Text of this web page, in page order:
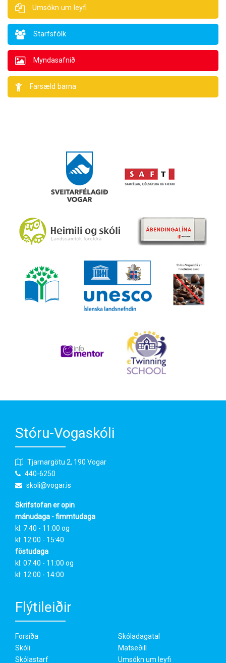
Umsókn um leyfi
Starfsfólk
Myndasafnið
Farsæld barna
Stóru-Vogaskóli
Tjarnargötu 2, 190 Vogar
440-6250
skoli@vogar.is
Skrifstofan er opin
mánudaga - fimmtudaga
kl: 7:40 - 11:00 og
kl: 12:00 - 15:40
föstudaga
kl: 07:40 - 11:00 og
kl: 12:00 - 14:00
Flýtileiðir
Forsíða
Skóli
Skólastarf
Skóladagatal
Matseðill
Umsókn um leyfi